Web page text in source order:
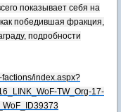
показывает себя на
победившая фракция,
подробности
factions/index.aspx?
TW_Org-17-